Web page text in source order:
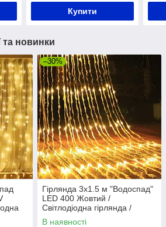
Купити
та новинки
–30%
Гірлянда 3х1.5 м "Водоспад"
LED 400 Жовтий /
Світлодіодна гірлянда /
Новорічна гірлянда
В наявності